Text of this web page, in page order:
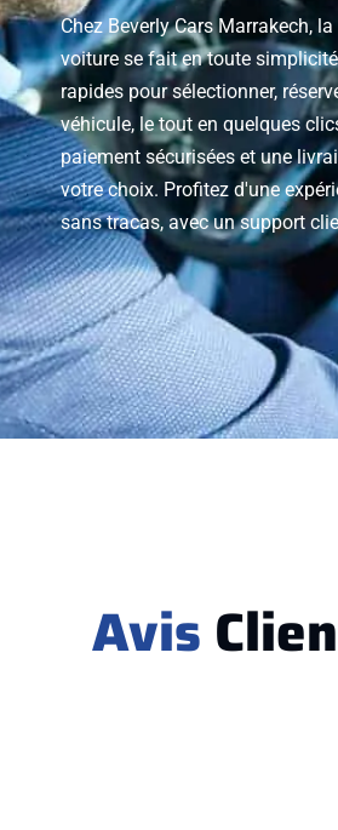
Chez Beverly Cars Marrakech,
voiture se fait en toute
rapides pour sélectionner,
véhicule, le tout en quelques
paiement sécurisées et une
votre choix. Profitez d'une
sans tracas, avec un support
Avis